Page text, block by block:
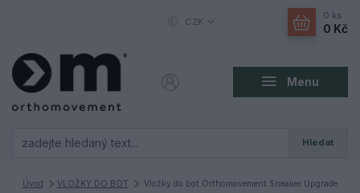
Menu
CZK
Hledat
0 ks
0 Kč
Úvod VLOŽKY DO BOT Vložky do bot Orthomovement Sneaker Upgrade